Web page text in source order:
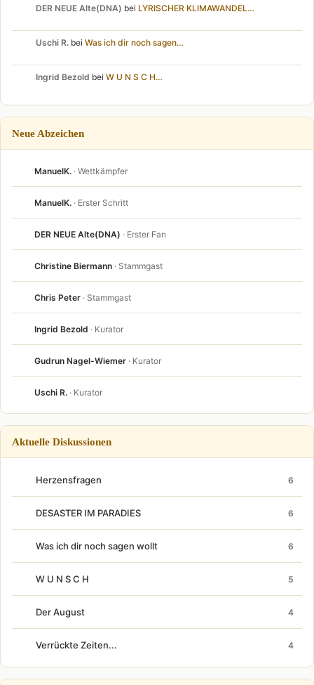
DER NEUE Alte(DNA) bei LYRISCHER KLIMAWANDEL…
Uschi R. bei Was ich dir noch sagen…
Ingrid Bezold bei W U N S C H…
Neue Abzeichen
ManuelK. · Wettkämpfer
ManuelK. · Erster Schritt
DER NEUE Alte(DNA) · Erster Fan
Christine Biermann · Stammgast
Chris Peter · Stammgast
Ingrid Bezold · Kurator
Gudrun Nagel-Wiemer · Kurator
Uschi R. · Kurator
Aktuelle Diskussionen
Herzensfragen 6
DESASTER IM PARADIES 6
Was ich dir noch sagen wollt 6
W U N S C H 5
Der August 4
Verrückte Zeiten... 4